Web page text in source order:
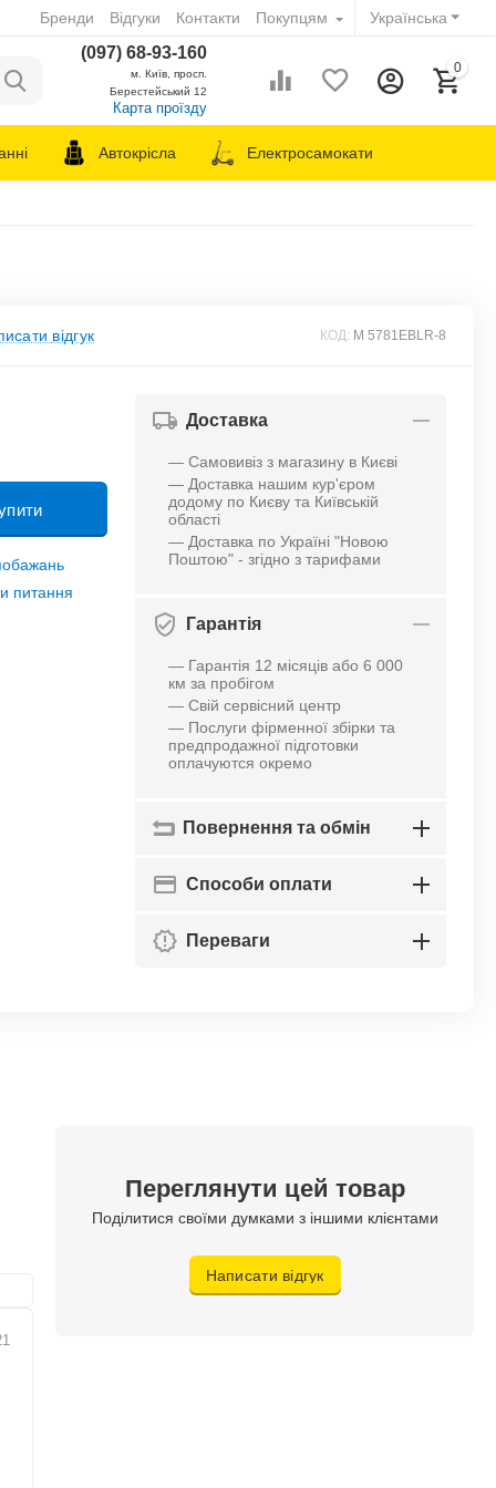
Українська
Бренди Відгуки Контакти Покупцям
(097) 68-93-160
м. Київ, просп.
Берестейський 12
Карта проїзду
0
Автокрісла Електросамокати
відгук КОД: M 5781EBLR-8
питання
Доставка
— Самовивіз з магазину в Києві
— Доставка нашим кур'єром
додому по Києву та Київській
області
— Доставка по Україні "Новою
Поштою" - згідно з тарифами
Гарантія
— Гарантія 12 місяців або 6 000
км за пробігом
— Свій сервісний центр
— Послуги фірменної збірки та
предпродажної підготовки
оплачуются окремо
Повернення та обмін
Способи оплати
Переваги
Переглянути цей товар
Поділитися своїми думками з іншими клієнтами
Написати відгук